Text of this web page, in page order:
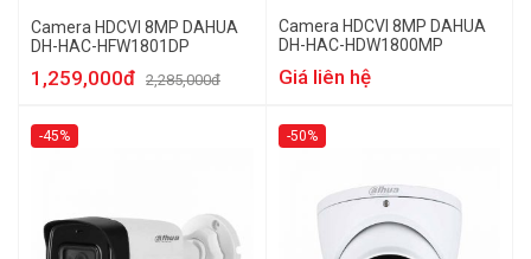
Camera HDCVI 8MP DAHUA
DH-HAC-HFW1801DP
1,259,000đ 2,285,000đ
Camera HDCVI 8MP DAHUA
DH-HAC-HDW1800MP
Giá liên hệ
-45% -50%